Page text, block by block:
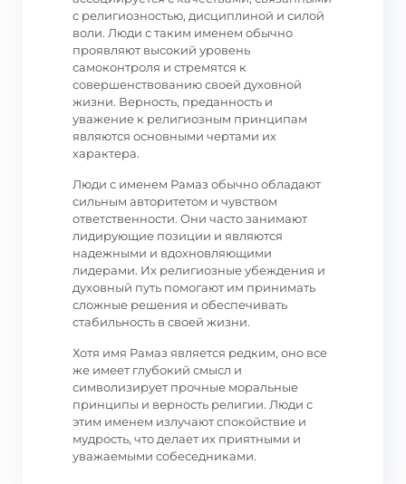
с религиозностью, дисциплиной и силой
воли. Люди с таким именем обычно
проявляют высокий уровень
самоконтроля и стремятся к
совершенствованию своей духовной
жизни. Верность, преданность и
уважение к религиозным принципам
являются основными чертами их
характера.
Люди с именем Рамаз обычно обладают
сильным авторитетом и чувством
ответственности. Они часто занимают
лидирующие позиции и являются
надежными и вдохновляющими
лидерами. Их религиозные убеждения и
духовный путь помогают им принимать
сложные решения и обеспечивать
стабильность в своей жизни.
Хотя имя Рамаз является редким, оно все
же имеет глубокий смысл и
символизирует прочные моральные
принципы и верность религии. Люди с
этим именем излучают спокойствие и
мудрость, что делает их приятными и
уважаемыми собеседниками.